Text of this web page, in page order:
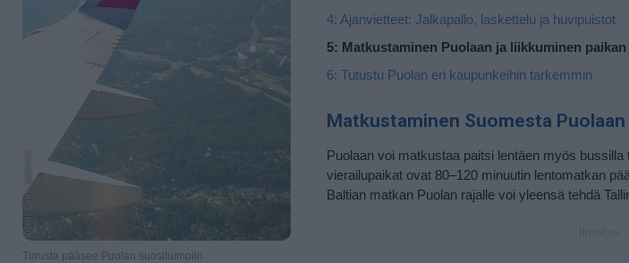
Turusta pääsee Puolan suosituimpiin
4: Ajanvietteet: Jalkapallo, laskettelu ja huvipuistot
5: Matkustaminen Puolaan ja liikkuminen paikan
6: Tutustu Puolan eri kaupunkeihin tarkemmin
Matkustaminen Suomesta Puolaan
Puolaan voi matkustaa paitsi lentäen myös
vierailupaikat ovat 80–120 minuutin lentomatkan
Baltian matkan Puolan rajalle voi yleensä tehdä